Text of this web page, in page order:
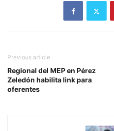
Previous article
Regional del MEP en Pérez
Zeledón habilita link para
oferentes